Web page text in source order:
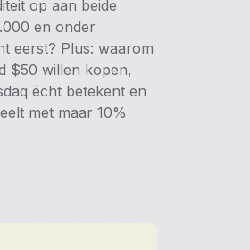
op aan beide
en onder
eerst? Plus: waarom
$50 willen kopen,
écht betekent en
met maar 10%